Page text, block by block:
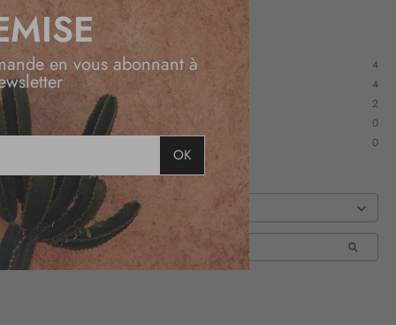
4
4
2
0
0
en vous abonnant à
OK